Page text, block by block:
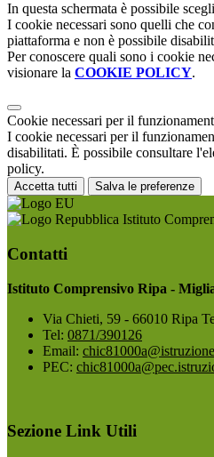
In questa schermata è possibile
I cookie necessari sono quelli che
piattaforma e non è possibile
Per conoscere quali sono i cookie
visionare la COOKIE POLICY.
Cookie necessari per il
I cookie necessari per il
disabilitati. È possibile consultare
policy.
Accetta tutti Salva le preferenze
Istituto
Contatti
Istituto Comprensivo Ripa -
Via Chieti, 59 - 66010 Ripa
Tel: 0871/390126
Email:
PEC:
Sezione Link Utili